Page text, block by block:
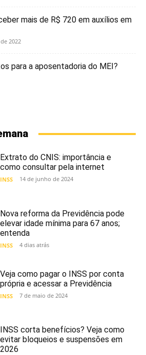
mais de R$ 720 em auxílios em
2022
para a aposentadoria do MEI?
Extrato do CNIS: importância e
como consultar pela internet
INSS 14 de junho de 2024
Nova reforma da Previdência pode
elevar idade mínima para 67 anos;
entenda
INSS 4 dias atrás
Veja como pagar o INSS por conta
própria e acessar a Previdência
INSS 7 de maio de 2024
INSS corta benefícios? Veja como
evitar bloqueios e suspensões em
2026